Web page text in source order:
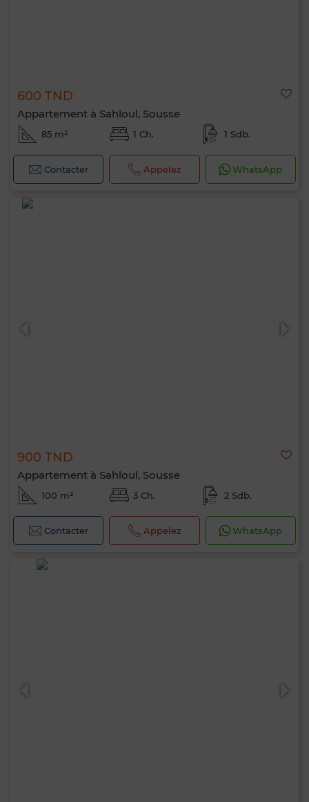
600 TND
Appartement à Sahloul, Sousse
85 m² 1 Ch. 1 Sdb.
Contacter Appelez WhatsApp
900 TND
Appartement à Sahloul, Sousse
100 m² 3 Ch. 2 Sdb.
Contacter Appelez WhatsApp